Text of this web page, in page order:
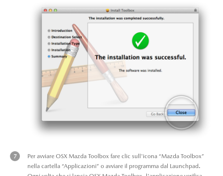
Per avviare OSX Mazda Toolbox fare clic sull'icona “Mazda Toolbox”
nella cartella “Applicazioni” o avviare il programma dal Launchpad.